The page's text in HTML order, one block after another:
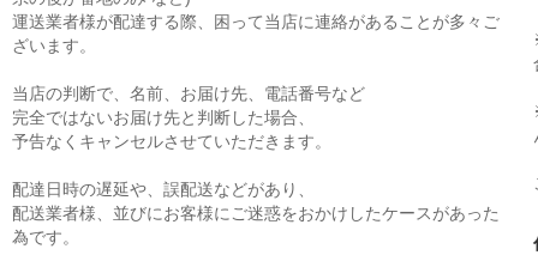
運送業者様が配達する際、困って当店に連絡があることが多々ご
ざいます。
当店の判断で、名前、お届け先、電話番号など
完全ではないお届け先と判断した場合、
予告なくキャンセルさせていただきます。
配達日時の遅延や、誤配送などがあり、
配送業者様、並びにお客様にご迷惑をおかけしたケースがあった
為です。